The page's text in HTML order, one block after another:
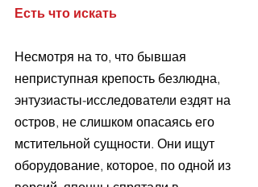
Есть что искать
Несмотря на то, что бывшая
неприступная крепость безлюдна,
энтузиасты-исследователи ездят на
остров, не слишком опасаясь его
мстительной сущности. Они ищут
оборудование, которое, по одной из